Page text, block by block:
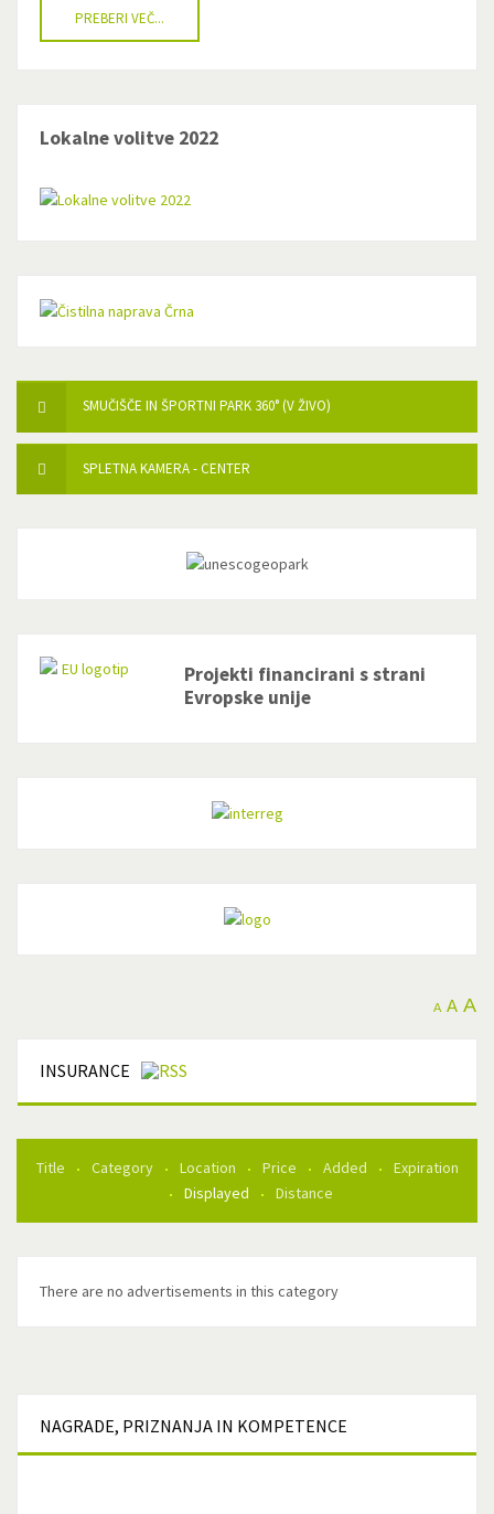
PREBERI VEČ...
Lokalne volitve 2022
SMUČIŠČE IN ŠPORTNI PARK 360° (V ŽIVO)
SPLETNA KAMERA - CENTER
Projekti financirani s strani
Evropske unije
A A A
INSURANCE
Title Category Location Price Added
Expiration
Displayed
Distance
There are no advertisements in this category
NAGRADE, PRIZNANJA IN KOMPETENCE